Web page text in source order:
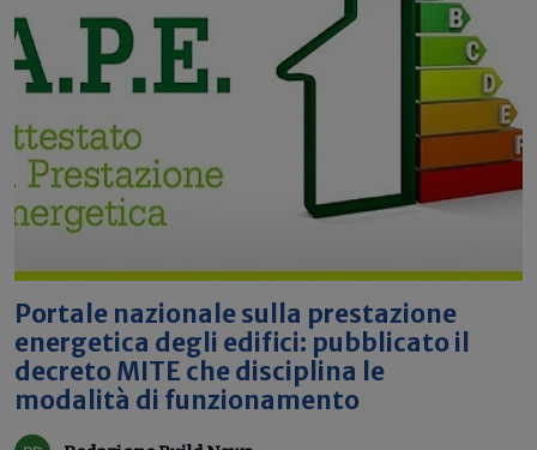
Portale nazionale sulla prestazione
energetica degli edifici: pubblicato il
decreto MITE che disciplina le
modalità di funzionamento